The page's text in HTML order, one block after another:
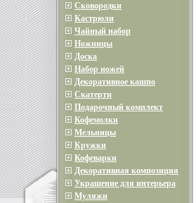
Сковородки
Кастрюли
Чайный набор
Ножницы
Доска
Набор ножей
Декоративное кашпо
Скатерти
Подарочный комплект
Кофемолки
Мельницы
Кружки
Кофеварки
Декоративная композиция
Украшение для интерьера
Муляжи